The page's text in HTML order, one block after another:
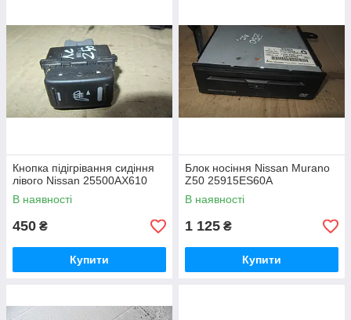
Кнопка підігрівання сидіння
лівого Nissan 25500AX610
В наявності
450 ₴
Купити
Блок носіння Nissan Murano
Z50 25915ES60A
В наявності
1 125 ₴
Купити